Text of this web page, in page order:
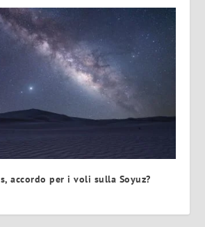
accordo per i voli sulla Soyuz?